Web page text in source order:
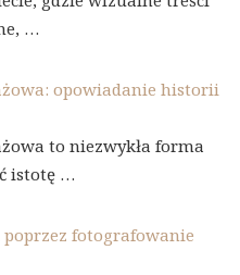
…
opowiadanie historii
to niezwykła forma
istotę …
fotografowanie